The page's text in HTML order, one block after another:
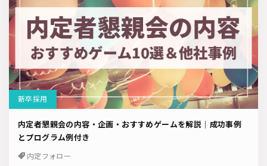
新卒採用
内定者懇親会の内容・企画・おすすめゲームを解説｜成功事例
とプログラム例付き
内定フォロー